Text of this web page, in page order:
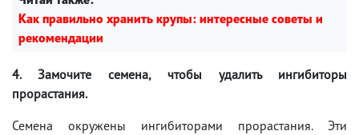
Как правильно хранить крупы: интересные советы и
рекомендации
4. Замочите семена, чтобы удалить ингибиторы
прорастания.
Семена окружены ингибиторами прорастания. Эти